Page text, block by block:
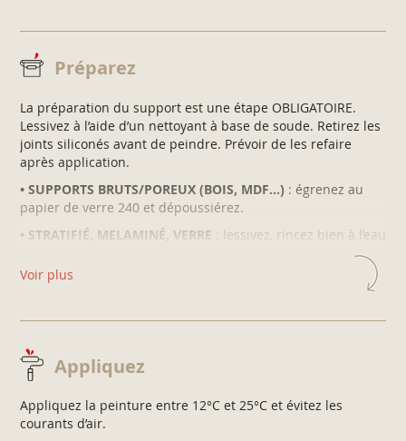
Préparez
La préparation du support est une étape OBLIGATOIRE.
Lessivez à l’aide d’un nettoyant à base de soude. Retirez les
joints siliconés avant de peindre. Prévoir de les refaire
après application.
• SUPPORTS BRUTS/POREUX (BOIS, MDF…) : égrenez au
papier de verre 240 et dépoussiérez.
• STRATIFIÉ, MELAMINÉ, VERRE : lessivez, rincez bien à l’eau
• SUPPORTS DÉJÀ PEINTS OU VERNIS, PVC
: lessivez, rincez
Voir plus
Appliquez
Appliquez la peinture entre 12°C et 25°C et évitez les
courants d’air.